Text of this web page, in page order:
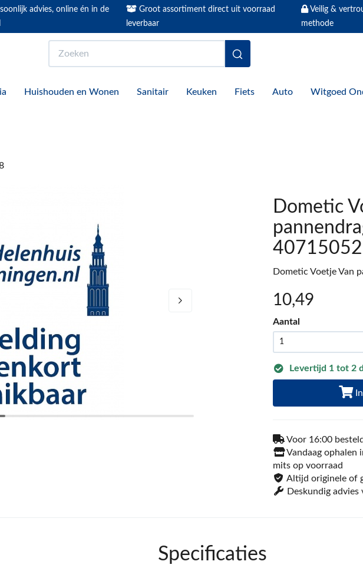
advies, online én in de
Groot assortiment direct uit voorraad
leverbaar
Veilig &
methode
Huishouden en Wonen Sanitair Keuken Fiets Auto Witgoed
Dometic
Dometic Voetje Van
10,49
Aantal
Levertijd 1 tot 2
In
Voor 16:00
Vandaag ophalen
mits op voorraad
Altijd originele of
Deskundig
Specificaties